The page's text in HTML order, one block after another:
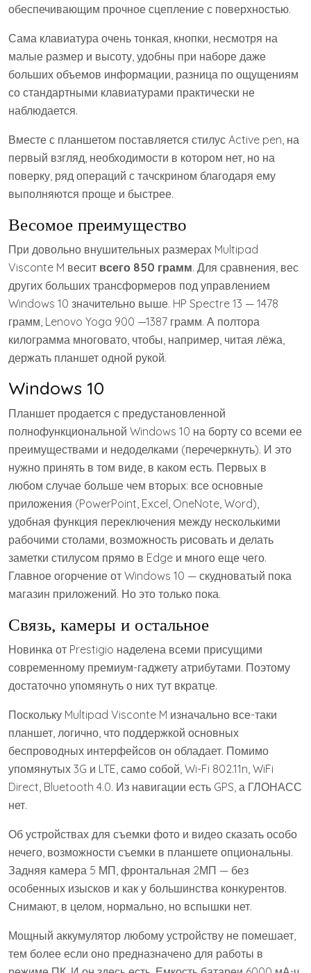
обеспечивающим прочное сцепление с поверхностью.
Сама клавиатура очень тонкая, кнопки, несмотря на
малые размер и высоту, удобны при наборе даже
больших объемов информации, разница по ощущениям
со стандартными клавиатурами практически не
наблюдается.
Вместе с планшетом поставляется стилус Active pen, на
первый взгляд, необходимости в котором нет, но на
поверку, ряд операций с тачскрином благодаря ему
выполняются проще и быстрее.
Весомое преимущество
При довольно внушительных размерах Multipad
Visconte M весит всего 850 грамм. Для сравнения, вес
других больших трансформеров под управлением
Windows 10 значительно выше. HP Spectre 13 — 1478
грамм, Lenovo Yoga 900 —1387 грамм. А полтора
килограмма многовато, чтобы, например, читая лёжа,
держать планшет одной рукой.
Windows 10
Планшет продается с предустановленной
полнофункциональной Windows 10 на борту со всеми ее
преимуществами и недоделками (перечеркнуть). И это
нужно принять в том виде, в каком есть. Первых в
любом случае больше чем вторых: все основные
приложения (PowerPoint, Excel, OneNote, Word),
удобная функция переключения между несколькими
рабочими столами, возможность рисовать и делать
заметки стилусом прямо в Edge и много еще чего.
Главное огорчение от Windows 10 — скудноватый пока
магазин приложений. Но это только пока.
Связь, камеры и остальное
Новинка от Prestigio наделена всеми присущими
современному премиум-гаджету атрибутами. Поэтому
достаточно упомянуть о них тут вкратце.
Поскольку Multipad Visconte M изначально все-таки
планшет, логично, что поддержкой основных
беспроводных интерфейсов он обладает. Помимо
упомянутых 3G и LTE, само собой, Wi-Fi 802.11n, WiFi
Direct, Bluetooth 4.0. Из навигации есть GPS, а ГЛОНАСС
нет.
Об устройствах для съемки фото и видео сказать особо
нечего, возможности съемки в планшете опциональны.
Задняя камера 5 МП, фронтальная 2МП — без
особенных изысков и как у большинства конкурентов.
Снимают, в целом, нормально, но вспышки нет.
Мощный аккумулятор любому устройству не помешает,
тем более если оно предназначено для работы в